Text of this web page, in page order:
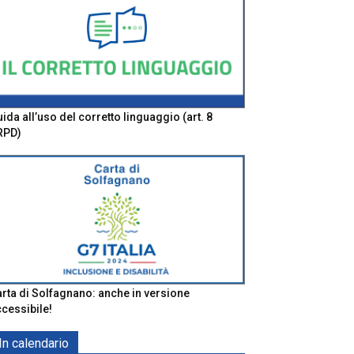
all’uso del corretto linguaggio (art. 8
di Solfagnano: anche in versione
In calendario